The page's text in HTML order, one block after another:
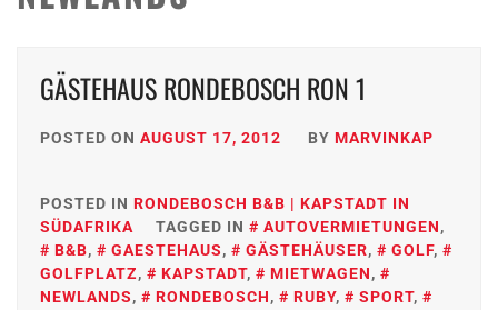
GÄSTEHAUS RONDEBOSCH RON 1
POSTED ON AUGUST 17, 2012 BY MARVINKAP
POSTED IN RONDEBOSCH B&B | KAPSTADT IN
SÜDAFRIKA
TAGGED IN AUTOVERMIETUNGEN,
B&B, GAESTEHAUS, GÄSTEHÄUSER, GOLF,
GOLFPLATZ, KAPSTADT, MIETWAGEN,
NEWLANDS, RONDEBOSCH, RUBY, SPORT,